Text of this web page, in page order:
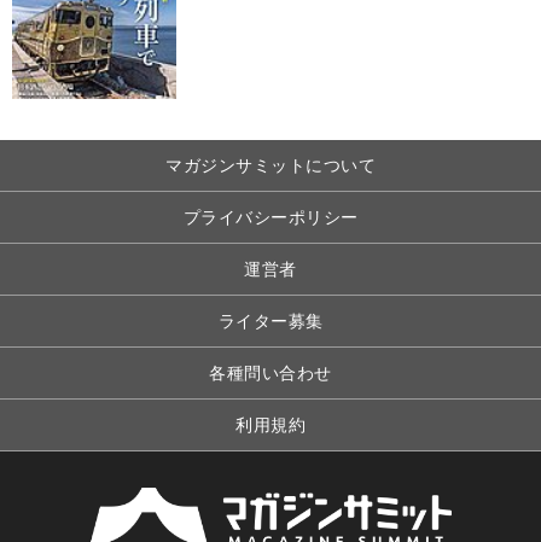
マガジンサミットについて
プライバシーポリシー
運営者
ライター募集
各種問い合わせ
利用規約